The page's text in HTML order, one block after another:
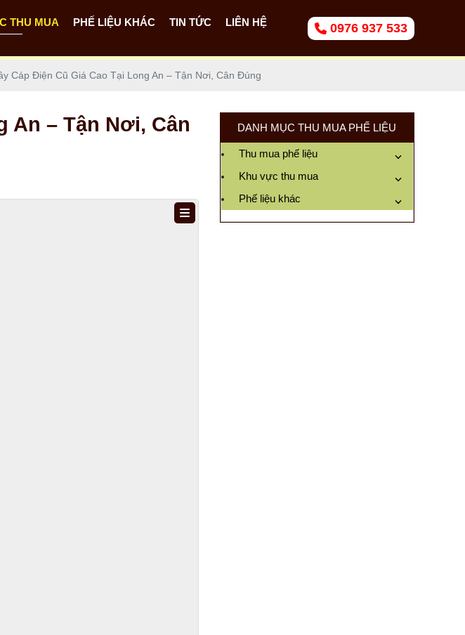
THU MUA PHẾ LIỆU KHÁC TIN TỨC LIÊN HỆ 0976 937 533
Cáp Điện Cũ Giá Cao Tại Long An – Tận Nơi, Cân Đúng
An – Tận Nơi, Cân
DANH MỤC THU MUA PHẾ LIỆU
Thu mua phế liệu
Khu vực thu mua
Phế liệu khác